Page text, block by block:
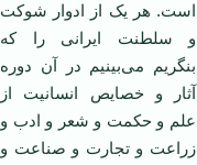
است. هر یک از ادوار شوکت
و سلطنت ایرانی را که
بنگریم می‌بینیم در آن دوره
آثار و خصایص انسانیت از
علم و حکمت و شعر و ادب و
زراعت و تجارت و صناعت و